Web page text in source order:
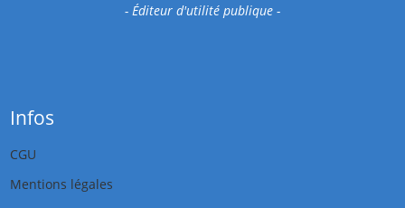
- Éditeur d'utilité publique -
Infos
CGU
Mentions légales